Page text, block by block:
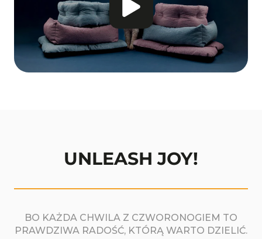
UNLEASH JOY!
BO KAŻDA CHWILA Z CZWORONOGIEM TO
PRAWDZIWA RADOŚĆ, KTÓRĄ WARTO DZIELIĆ.